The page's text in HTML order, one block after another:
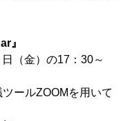
』
（金）の17：30～
ールZOOMを用いて